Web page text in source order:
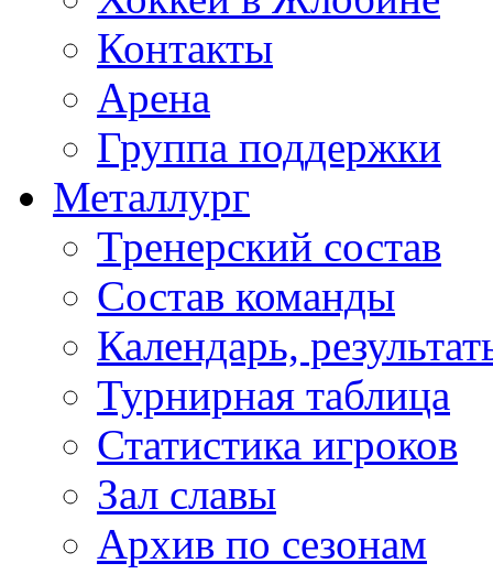
Контакты
Арена
Группа поддержки
Металлург
Тренерский состав
Состав команды
Календарь,
Турнирная таблица
Статистика игроков
Зал славы
Архив по сезонам